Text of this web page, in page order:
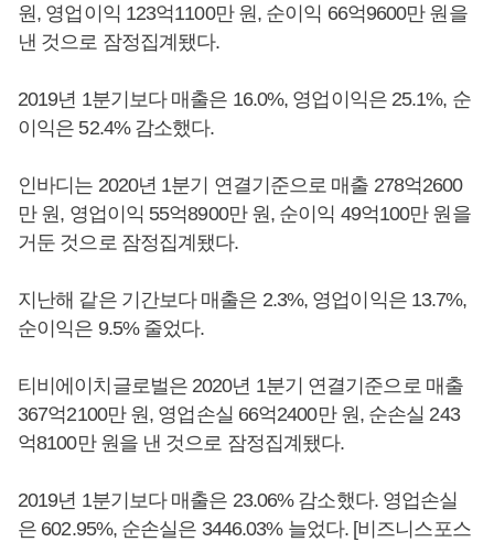
원, 영업이익 123억1100만 원, 순이익 66억9600만 원을
낸 것으로 잠정집계됐다.
2019년 1분기보다 매출은 16.0%, 영업이익은 25.1%, 순
이익은 52.4% 감소했다.
인바디는 2020년 1분기 연결기준으로 매출 278억2600
만 원, 영업이익 55억8900만 원, 순이익 49억100만 원을
거둔 것으로 잠정집계됐다.
지난해 같은 기간보다 매출은 2.3%, 영업이익은 13.7%,
순이익은 9.5% 줄었다.
티비에이치글로벌은 2020년 1분기 연결기준으로 매출
367억2100만 원, 영업손실 66억2400만 원, 순손실 243
억8100만 원을 낸 것으로 잠정집계됐다.
2019년 1분기보다 매출은 23.06% 감소했다. 영업손실
은 602.95%, 순손실은 3446.03% 늘었다. [비즈니스포스